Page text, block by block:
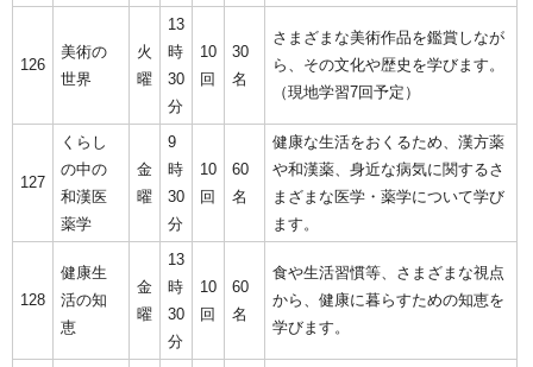
126
美術の
世界
火
曜
13
時
30
分
10
回
30
名
さまざまな美術作品を鑑賞しなが
ら、その文化や歴史を学びます。
（現地学習7回予定）
127
くらし
の中の
和漢医
薬学
金
曜
9
時
30
分
10
回
60
名
健康な生活をおくるため、漢方薬
や和漢薬、身近な病気に関するさ
まざまな医学・薬学について学び
ます。
128
健康生
活の知
恵
金
曜
13
時
30
分
10
回
60
名
食や生活習慣等、さまざまな視点
から、健康に暮らすための知恵を
学びます。